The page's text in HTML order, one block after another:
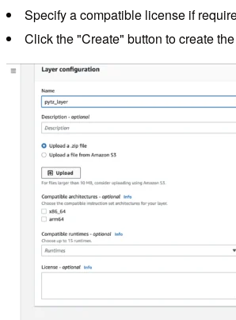
Specify a compatible license if
Click the "Create" button to create